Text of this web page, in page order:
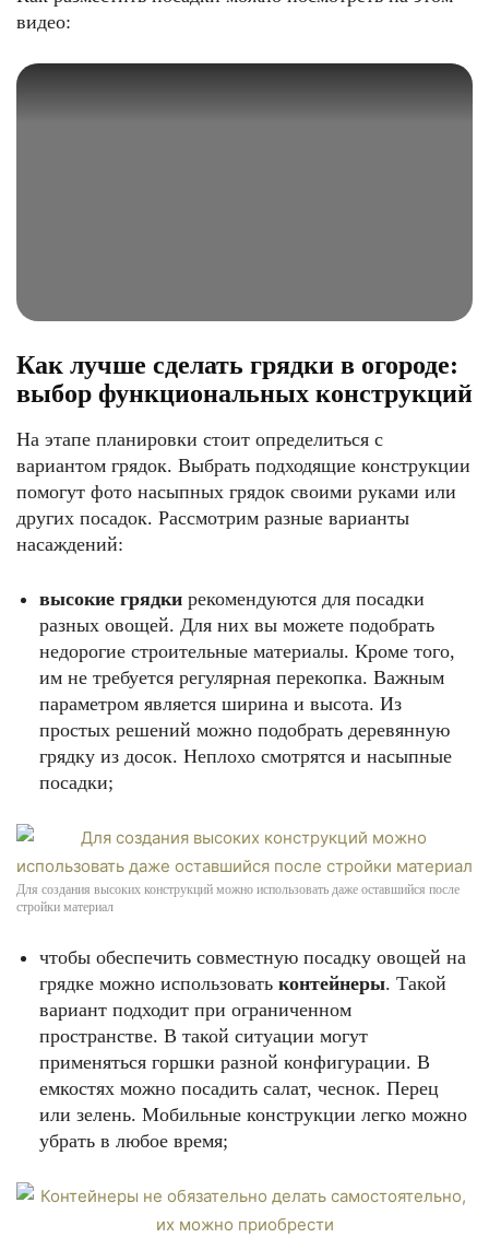
видео:
Как лучше сделать грядки в огороде:
выбор функциональных конструкций
На этапе планировки стоит определиться с
вариантом грядок. Выбрать подходящие конструкции
помогут фото насыпных грядок своими руками или
других посадок. Рассмотрим разные варианты
насаждений:
высокие грядки рекомендуются для посадки
разных овощей. Для них вы можете подобрать
недорогие строительные материалы. Кроме того,
им не требуется регулярная перекопка. Важным
параметром является ширина и высота. Из
простых решений можно подобрать деревянную
грядку из досок. Неплохо смотрятся и насыпные
посадки;
Для создания высоких конструкций можно использовать даже оставшийся после
стройки материал
чтобы обеспечить совместную посадку овощей на
грядке можно использовать контейнеры. Такой
вариант подходит при ограниченном
пространстве. В такой ситуации могут
применяться горшки разной конфигурации. В
емкостях можно посадить салат, чеснок. Перец
или зелень. Мобильные конструкции легко можно
убрать в любое время;